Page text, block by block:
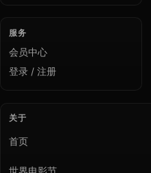
服务
会员中心
登录 / 注册
关于
首页